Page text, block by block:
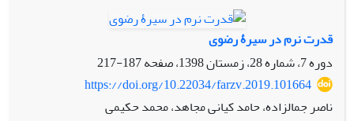
قدرت نرم در سیرۀ رضوی
دوره 7، شماره 28، زمستان 1398، صفحه
187-217
https://doi.org/10.22034/farzv.2019.101664
ناصر جمالزاده، حامد کیانی مجاهد، محمد حکیمی